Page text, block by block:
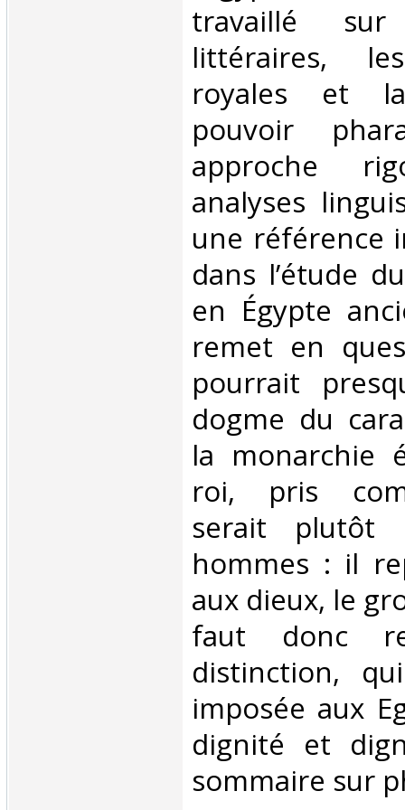
travaillé
littéraires,
royales et
pouvoir
approche
analyses
une référence
dans l’étude
en Égypte
remet en
pourrait
dogme du
la monarchie
roi, pris
serait plutôt
hommes : il
aux dieux, le
faut donc
distinction,
imposée aux
dignité et
sommaire sur